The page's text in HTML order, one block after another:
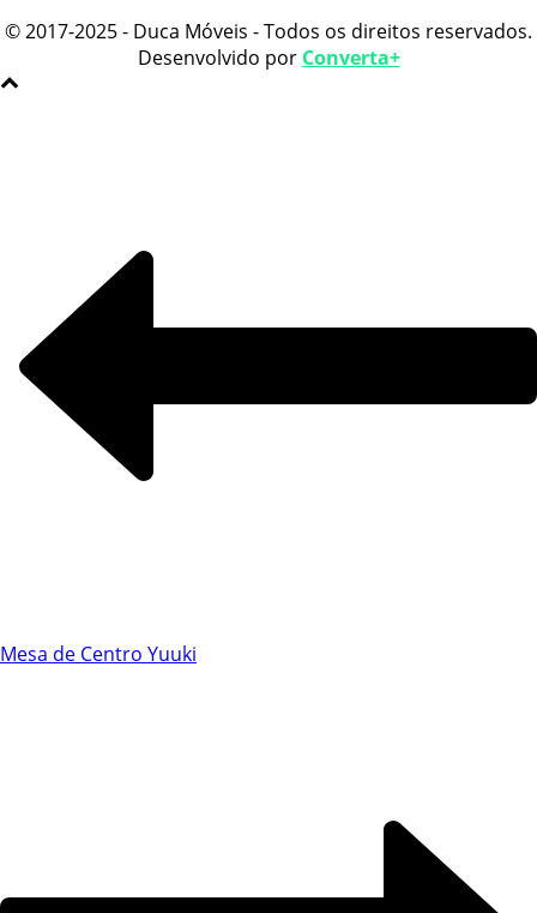
© 2017-2025 - Duca Móveis - Todos os direitos reservados.
Desenvolvido por Converta+
Mesa de Centro Yuuki